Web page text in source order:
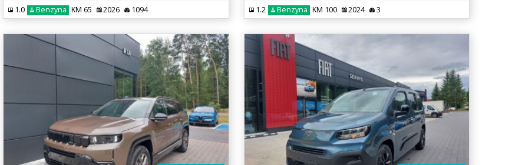
1.0 Benzyna KM 65 2026 1094 1.2 Benzyna KM 100 2024 3